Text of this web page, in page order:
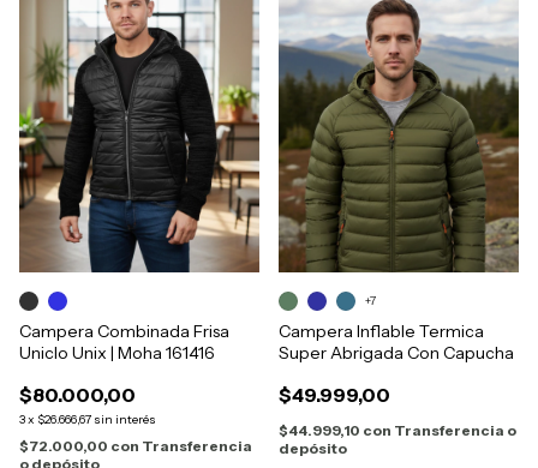
Campera Combinada Frisa
Uniclo Unix | Moha 161416
$80.000,00
3x $26.666,67 sin interés
$72.000,00 con Transferencia
o depósito
Campera Inflable Termica
Super Abrigada Con Capucha
$49.999,00
$44.999,10 con Transferencia o
depósito
+7